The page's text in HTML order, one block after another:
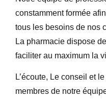
constamment formée
tous les besoins de nos
La pharmacie dispose
faciliter au maximum la
L’écoute, Le conseil et
membres de notre